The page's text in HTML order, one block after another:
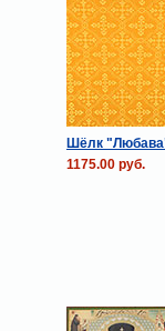
Шёлк
1175.00 руб.